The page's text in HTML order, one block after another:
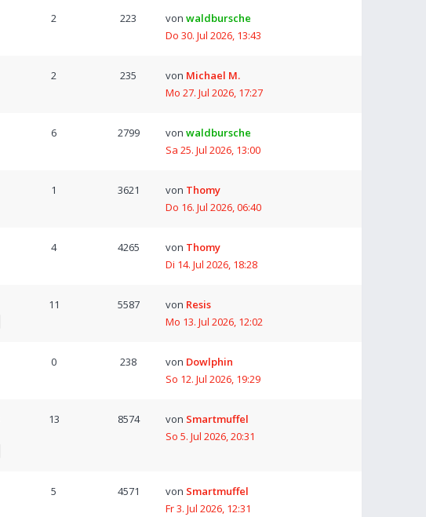
2 223 von waldbursche
Do 30. Jul 2026, 13:43
2 235 von Michael M.
Mo 27. Jul 2026, 17:27
6 2799 von waldbursche
Sa 25. Jul 2026, 13:00
1 3621 von Thomy
Do 16. Jul 2026, 06:40
4 4265 von Thomy
Di 14. Jul 2026, 18:28
11 5587 von Resis
Mo 13. Jul 2026, 12:02
0 238 von Dowlphin
So 12. Jul 2026, 19:29
13 8574 von Smartmuffel
So 5. Jul 2026, 20:31
5 4571 von Smartmuffel
Fr 3. Jul 2026, 12:31